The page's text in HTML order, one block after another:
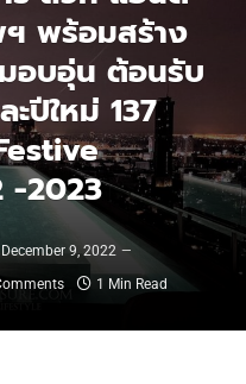
ฯ พร้อมสร้าง
อบอุ่น ต้อนรับ
ปีใหม่ 137
-2023
December 9, 2022
1 Min Read